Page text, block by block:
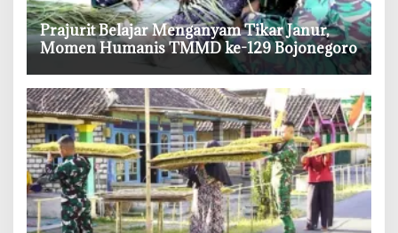
‎Prajurit Belajar Menganyam Tikar Janur,
Momen Humanis TMMD ke-129 Bojonegoro